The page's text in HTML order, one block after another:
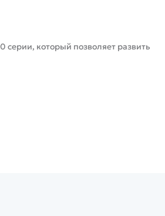
который позволяет развить